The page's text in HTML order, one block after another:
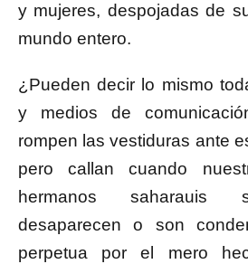
y mujeres, despojadas de
mundo entero.
¿Pueden decir lo mismo
y medios de
rompen las vestiduras ante
pero callan cuando
hermanos saharauis
desaparecen o son
perpetua por el mero